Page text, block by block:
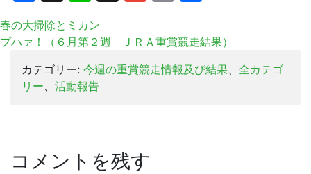
春の大掃除とミカン
プハァ！（６月第２週 ＪＲＡ重賞競走結果）
カテゴリー: 今週の重賞競走情報及び結果
全カテゴ
リー
活動報告
コメントを残す